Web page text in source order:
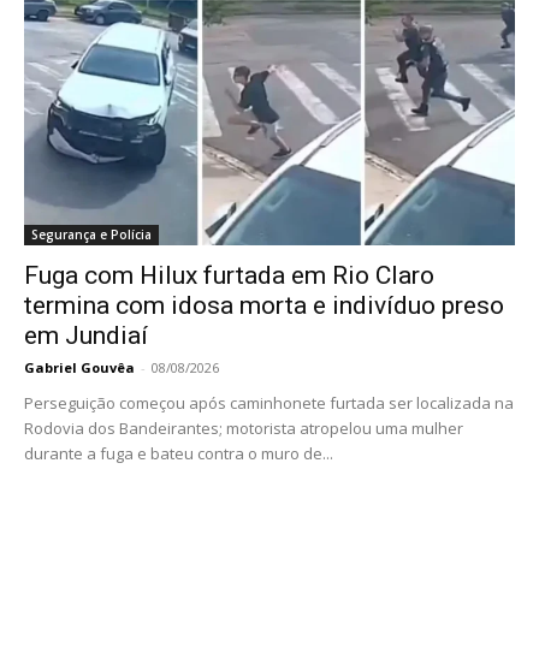
Segurança e Polícia
Fuga com Hilux furtada em Rio Claro
termina com idosa morta e indivíduo preso
em Jundiaí
Gabriel Gouvêa - 08/08/2026
Perseguição começou após caminhonete furtada ser localizada na
Rodovia dos Bandeirantes; motorista atropelou uma mulher
durante a fuga e bateu contra o muro de...